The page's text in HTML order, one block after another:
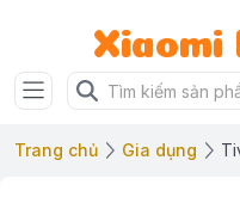
Xiaomi
Trang chủ Gia dụng